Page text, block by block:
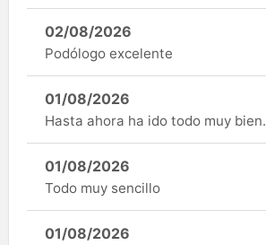
02/08/2026
Podólogo excelente
01/08/2026
Hasta ahora ha ido todo muy bien.
01/08/2026
Todo muy sencillo
01/08/2026